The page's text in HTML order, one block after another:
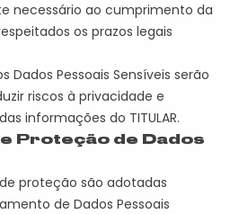
necessário ao cumprimento da
os prazos legais
Dados Pessoais Sensíveis serão
riscos à privacidade e
informações do TITULAR.
Proteção de Dados
proteção são adotadas
de Dados Pessoais